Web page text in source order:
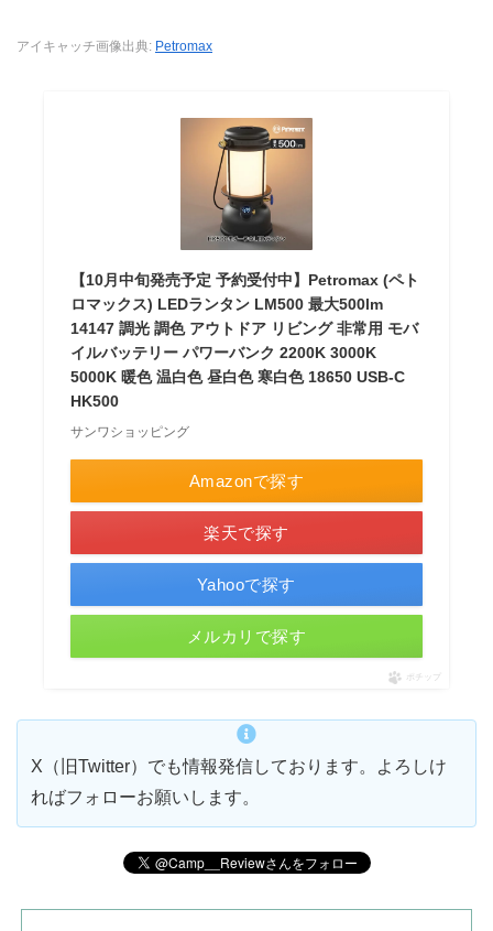
アイキャッチ画像出典: Petromax
【10月中旬発売予定 予約受付中】Petromax (ペト
ロマックス) LEDランタン LM500 最大500lm
14147 調光 調色 アウトドア リビング 非常用 モバ
イルバッテリー パワーバンク 2200K 3000K
5000K 暖色 温白色 昼白色 寒白色 18650 USB-C
HK500
サンワショッピング
Amazonで探す
楽天で探す
Yahooで探す
メルカリで探す
ポチップ
X（旧Twitter）でも情報発信しております。よろしけ
ればフォローお願いします。